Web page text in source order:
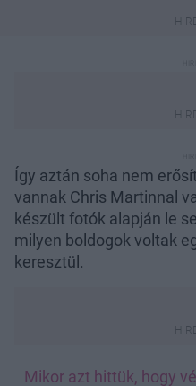
Így aztán soha nem
vannak Chris Martinnal
készült fotók alapján le
milyen boldogok voltak
keresztül.
Mikor azt hittük, hogy